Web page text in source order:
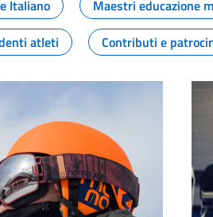
Italiano
Maestri educazione
atleti Contributi e